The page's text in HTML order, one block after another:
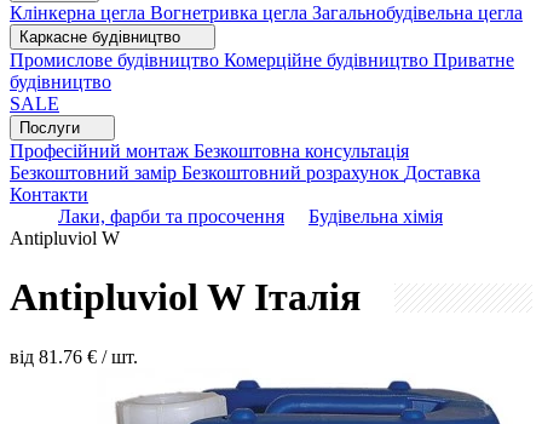
Клінкерна цегла Вогнетривка цегла Загальнобудівельна цегла
Каркасне будівництво
Промислове будівництво Комерційне будівництво Приватне
будівництво
SALE
Послуги
Професійний монтаж Безкоштовна консультація
Безкоштовний замір Безкоштовний розрахунок Доставка
Контакти
Лаки, фарби та просочення
Будівельна хімія
Antipluviol W
Antipluviol W Італія
від 81.76 € / шт.